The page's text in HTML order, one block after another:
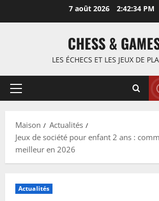
7 août 2026 2:42:35 PM
CHESS &
LES ÉCHECS ET LES JEUX DE
Menu
Maison
Actualités
Jeux de société pour enfant 2 ans :
meilleur en 2026
Actualités